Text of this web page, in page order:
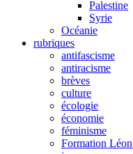
Palestine
Syrie
Océanie
rubriques
antifascisme
antiracisme
brèves
culture
écologie
économie
féminisme
Formation